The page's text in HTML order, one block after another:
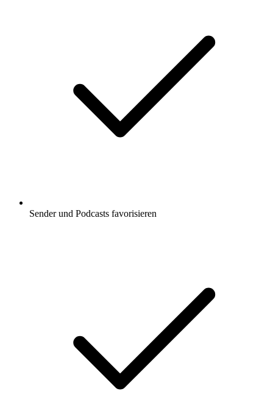
Sender und Podcasts favorisieren